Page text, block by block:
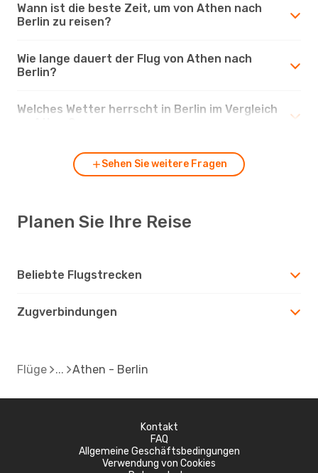
Wann ist die beste Zeit, um von Athen nach
Berlin zu reisen?
Wie lange dauert der Flug von Athen nach
Berlin?
Welches Wetter herrscht in Berlin im Vergleich
Sehen Sie weitere Fragen
Planen Sie Ihre Reise
Beliebte Flugstrecken
Zugverbindungen
Flüge Athen - Berlin
Kontakt
FAQ
Allgemeine Geschäftsbedingungen
Verwendung von Cookies